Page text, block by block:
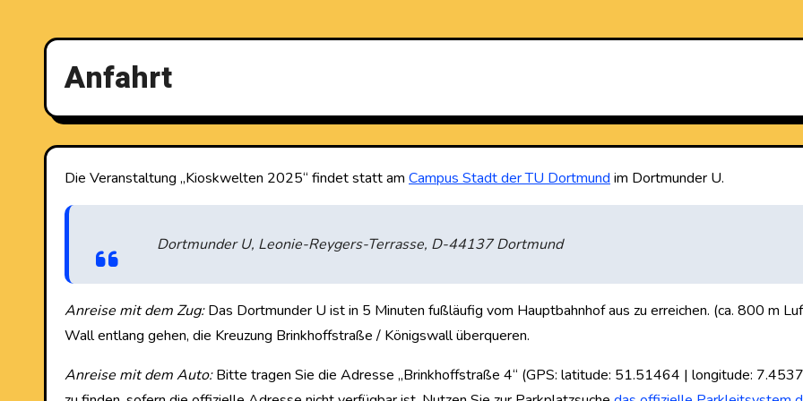
Anfahrt
Die Veranstaltung „Kioskwelten 2025“ findet statt am Campus Stadt der TU Dortmund im Dortmunder U.
Dortmunder U, Leonie-Reygers-Terrasse, D-44137 Dortmund
Anreise mit dem Zug:Das Dortmunder U ist in 5 Minuten fußläufig vom Hauptbahnhof aus zu erreichen. (ca. 800 m
Wall entlang gehen, die Kreuzung Brinkhoffstraße / Königswall überqueren.
Anreise mit dem Auto:Bitte tragen Sie die Adresse „Brinkhoffstraße 4“ (GPS: latitude: 51.51464 | longitude: